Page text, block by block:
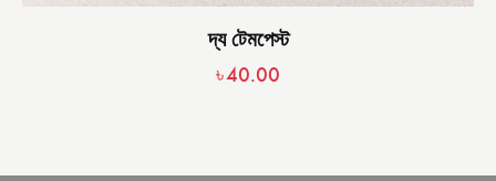
দ্য টেমপেস্ট
৳40.00